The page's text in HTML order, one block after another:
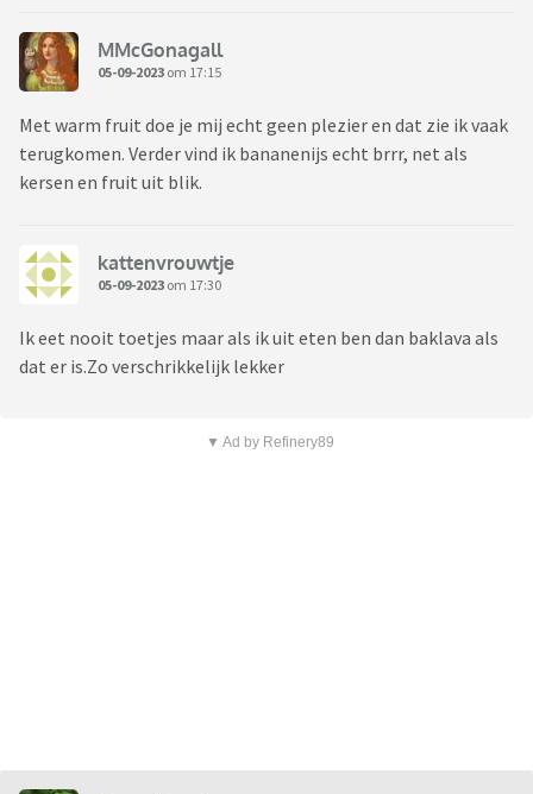
MMcGonagall
05-09-2023 om 17:15
Met warm fruit doe je mij echt geen plezier en dat zie ik vaak
terugkomen. Verder vind ik bananenijs echt brrr, net als
kersen en fruit uit blik.
kattenvrouwtje
05-09-2023 om 17:30
Ik eet nooit toetjes maar als ik uit eten ben dan baklava als
dat er is.Zo verschrikkelijk lekker
▼ Ad by Refinery89